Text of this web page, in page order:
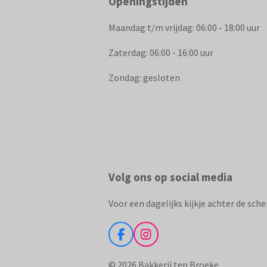
Maandag t/m vrijdag: 06:00 - 18:00 uur
Zaterdag: 06:00 - 16:00 uur
Zondag: gesloten
Volg ons op social media
Voor een dagelijks kijkje achter de
F
a
c
I
n
s